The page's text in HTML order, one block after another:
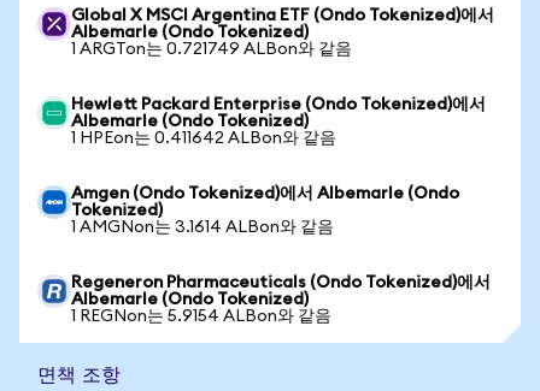
Global X MSCI Argentina ETF (Ondo Tokenized)에서
Albemarle (Ondo Tokenized)
1 ARGTon는 0.721749 ALBon와 같음
Hewlett Packard Enterprise (Ondo Tokenized)에서
Albemarle (Ondo Tokenized)
1 HPEon는 0.411642 ALBon와 같음
Amgen (Ondo Tokenized)에서 Albemarle (Ondo
Tokenized)
1 AMGNon는 3.1614 ALBon와 같음
Regeneron Pharmaceuticals (Ondo Tokenized)에서
Albemarle (Ondo Tokenized)
1 REGNon는 5.9154 ALBon와 같음
면책 조항